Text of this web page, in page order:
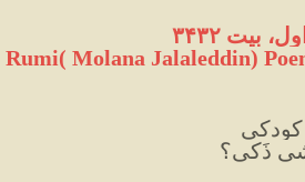
بیت ۳۴۳۲
Rumi( Molana Jalaleddin)
کودکی
ذَکی؟